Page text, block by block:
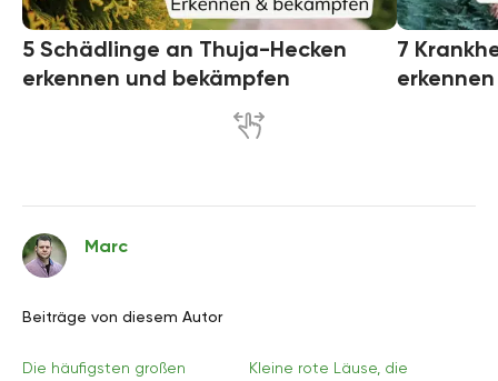
5 Schädlinge an Thuja-Hecken
erkennen und bekämpfen
7
Marc
Beiträge von diesem Autor
Die häufigsten großen
Kleine rote Läuse, die